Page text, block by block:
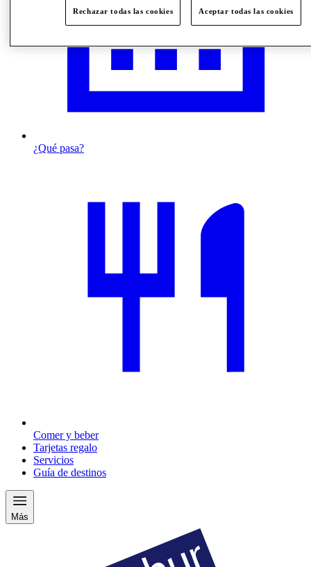
¿Qué pasa?
Comer y beber
Tarjetas regalo
Servicios
Guía de destinos
Más
Rechazar todas las cookies Aceptar todas las cookies